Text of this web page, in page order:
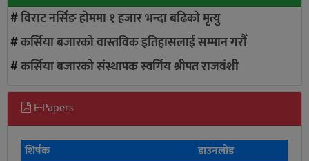
#विराट नर्सिङ हाेममा १ हजार भन्दा बढिकाे मृत्यु
#कर्सिया बजारको वास्तविक इतिहासलाई सम्मान गरौँ
#कर्सिया बजारको संस्थापक स्वर्गिय श्रीपत राजवंशी
E-Papers
शिर्षक डाउनलोड